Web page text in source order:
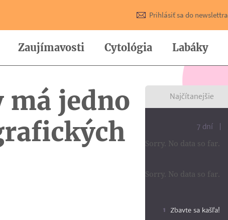
Prihlásiť sa do newslettra
Zaujímavosti Cytológia Labáky
má jedno
Najčítanejšie
7 dní
Sorry. No data so far.
Sorry. No data so far.
Zbavte sa kašľa!